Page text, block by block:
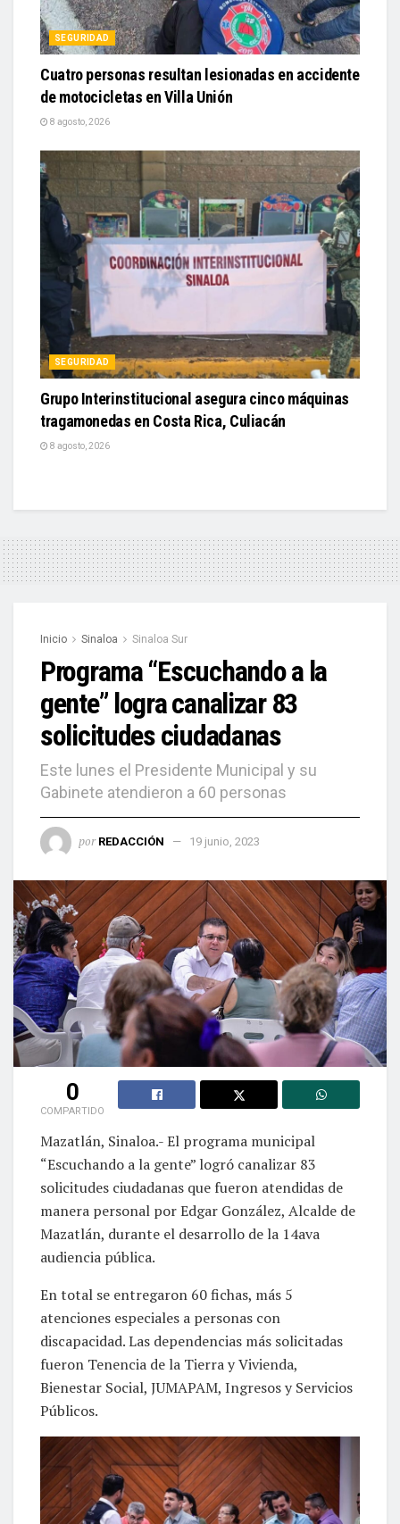
SEGURIDAD
Cuatro personas resultan lesionadas en accidente
de motocicletas en Villa Unión
8 agosto, 2026
SEGURIDAD
Grupo Interinstitucional asegura cinco máquinas
tragamonedas en Costa Rica, Culiacán
8 agosto, 2026
Inicio Sinaloa Sinaloa Sur
Programa “Escuchando a la
gente” logra canalizar 83
solicitudes ciudadanas
Este lunes el Presidente Municipal y su
Gabinete atendieron a 60 personas
por REDACCIÓN 19 junio, 2023
0
COMPARTIDO
Mazatlán, Sinaloa.- El programa municipal
“Escuchando a la gente” logró canalizar 83
solicitudes ciudadanas que fueron atendidas de
manera personal por Edgar González, Alcalde de
Mazatlán, durante el desarrollo de la 14ava
audiencia pública.
En total se entregaron 60 fichas, más 5
atenciones especiales a personas con
discapacidad. Las dependencias más solicitadas
fueron Tenencia de la Tierra y Vivienda,
Bienestar Social, JUMAPAM, Ingresos y Servicios
Públicos.